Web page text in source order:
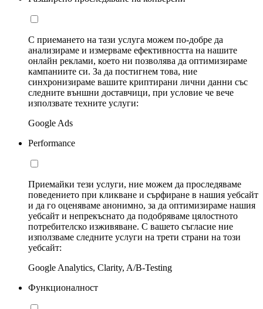
С приемането на тази услуга можем по-добре да
анализираме и измерваме ефективността на нашите
онлайн реклами, което ни позволява да оптимизираме
кампаниите си. За да постигнем това, ние
синхронизираме вашите криптирани лични данни със
следните външни доставчици, при условие че вече
използвате техните услуги:
Google Ads
Performance
Приемайки тези услуги, ние можем да проследяваме
поведението при кликване и сърфиране в нашия уебсайт
и да го оценяваме анонимно, за да оптимизираме нашия
уебсайт и непрекъснато да подобряваме цялостното
потребителско изживяване. С вашето съгласие ние
използваме следните услуги на трети страни на този
уебсайт:
Google Analytics, Clarity, A/B-Testing
Функционалност